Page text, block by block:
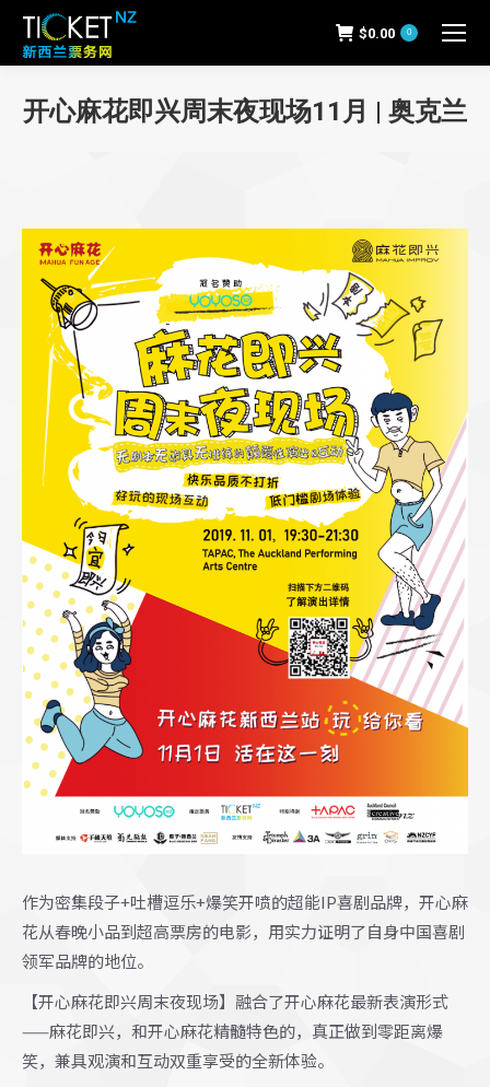
$0.00 0
开心麻花即兴周末夜现场11月 | 奥克兰
作为密集段子+吐槽逗乐+爆笑开喷的超能IP喜剧品牌，开心麻
花从春晚小品到超高票房的电影，用实力证明了自身中国喜剧
领军品牌的地位。
【开心麻花即兴周末夜现场】融合了开心麻花最新表演形式
——麻花即兴，和开心麻花精髓特色的，真正做到零距离爆
笑，兼具观演和互动双重享受的全新体验。